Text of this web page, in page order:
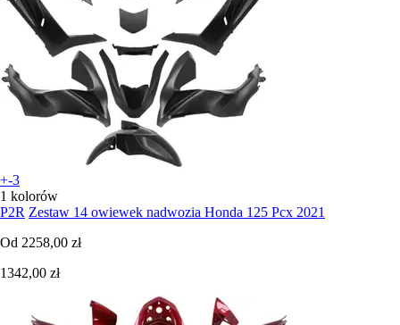
+-3
1 kolorów
P2R Zestaw 14 owiewek nadwozia Honda 125 Pcx 2021
Od 2258,00 zł
1342,00 zł